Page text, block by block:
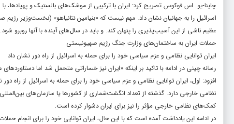
چاینا-یو. اس فوکوس تصریح کرد: ایران با ترکیبی از موشک‌های بالستیک و پهپادها،
اسرائیل را به جهانیان نشان داد. مهم نیست که «بنیامین نتانیاهو» (نخست‌وزیر
عظیم ناشی از این آسیب‌پذیری را پنهان کند. و باید در سال‌های آینده با آنها روبرو شود.
حملات ایران به ساختمان‌های وزارت جنگ رژیم صهیونیستی
ایران توانایی نظامی و عزم سیاسی خود را برای حمله به اسرائیل از راه دور نشان داد
رسانه چینی در ادامه با تاکید بر اینکه «ایران نیز خساراتی متحمل شد اما
افزود: اول، ایران توانایی نظامی و عزم سیاسی خود را برای حمله به اسرائیل از
نظامی خارجی دارد. گذشته از تعداد انگشت‌شماری از کشورها یا سازمان‌های
کمک‌های نظامی خارجی مؤثر را نیز برای ایران دشوار کرده است.
در ادامه این یادداشت آمده است که با این حال، ایران توانایی خود را برای انجام